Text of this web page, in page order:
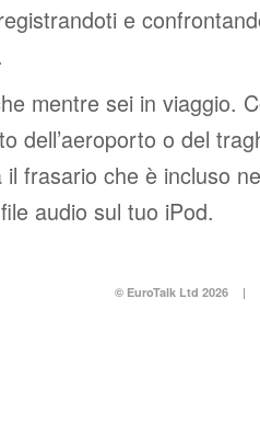
e
mentre sei in viaggio.
dell’aeroporto o del
frasario che è incluso
audio sul tuo iPod.
© EuroTalk Ltd 2026 |